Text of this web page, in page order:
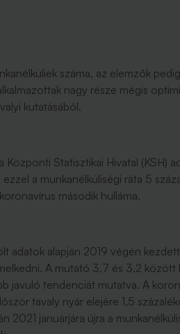
száma, az elemzők
nagy része mégis
kutatásából.
Központi Statisztikai Hivatal (KSH)
ezzel a munkanélküliségi ráta 5
második hulláma.
adatok alapján 2019 végén
A mutató 3,7 és 3,2
javuló tendenciát mutatva. A
tavaly nyár elejére 1,5
2021 januárjára újra a